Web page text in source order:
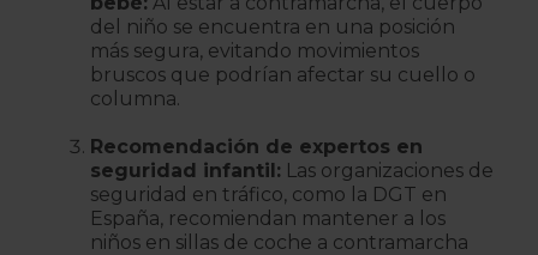
del niño se encuentra en una posición
más segura, evitando movimientos
bruscos que podrían afectar su cuello o
columna.
Recomendación de expertos en
seguridad infantil: Las organizaciones de
seguridad en tráfico, como la DGT en
España, recomiendan mantener a los
niños en sillas de coche a contramarcha